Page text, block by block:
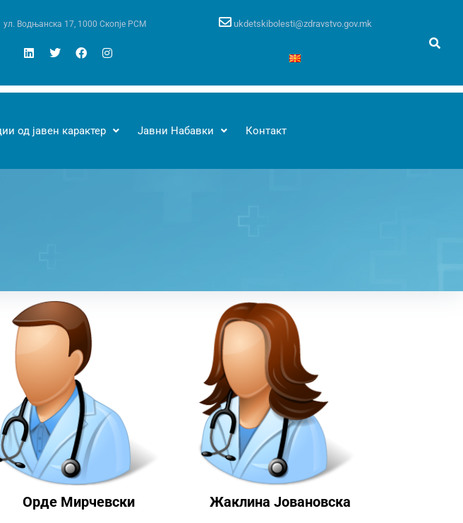
ул. Водњанска 17, 1000 Скопје РСМ ukdetskibolesti@zdravstvo.gov.mk
од јавен карактер Јавни Набавки Контакт
Орде Мирчевски Жаклина Јовановска